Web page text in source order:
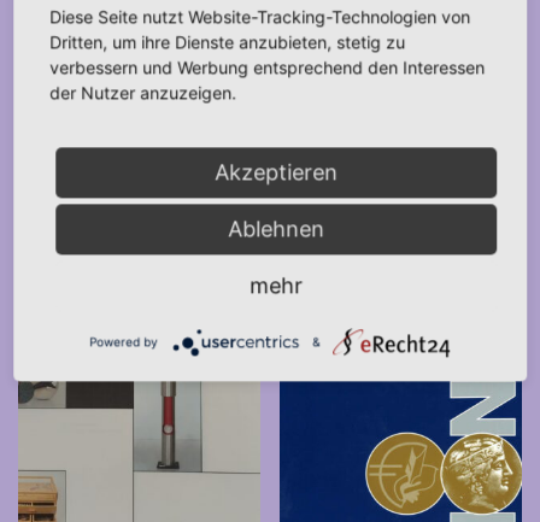
12,00€ * 25,00€ *
Diese Seite nutzt Website-Tracking-Technologien von
Dritten, um ihre Dienste anzubieten, stetig zu
verbessern und Werbung entsprechend den Interessen
der Nutzer anzuzeigen.
Akzeptieren
Ablehnen
mehr
Powered by &